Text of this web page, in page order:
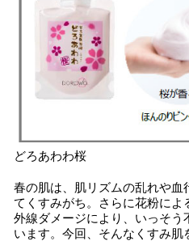
どろあわわ桜
春の肌は、肌リズムの乱れや血
てくすみがち。さらに花粉に
外線ダメージにより、いっそう
います。今回、そんなくすみ肌